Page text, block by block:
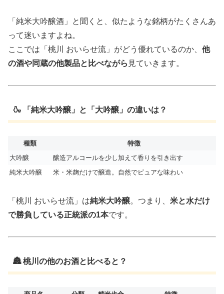
「純米大吟醸酒」と聞くと、似たような銘柄がたくさんあ
って迷いますよね。
ここでは「桃川 おいらせ流」がどう優れているのか、 他
の酒や同蔵の他製品と比べながら 見ていきます。
🍶 「純米大吟醸」と「大吟醸」の違いは？
種類
特徴
大吟醸
醸造アルコールを少し加えて香りを引き出す
純米大吟醸
米・米麹だけで醸造。自然でピュアな味わい
「桃川 おいらせ流」は純米大吟醸。つまり、 米と水だけ
で勝負している正統派の1本です。
🏯 桃川の他のお酒と比べると？